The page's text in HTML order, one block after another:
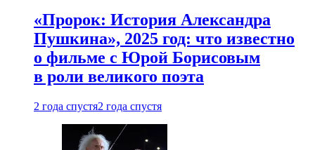
«Пророк: История Александра
Пушкина», 2025 год: что известно
о фильме с Юрой Борисовым
в роли великого поэта
2 года спустя2 года спустя